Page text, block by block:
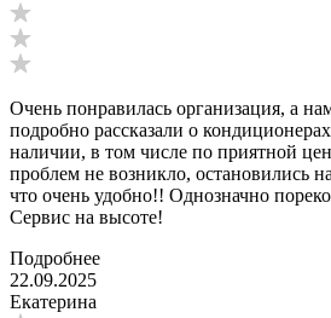
Очень понравилась организация, а
подробно рассказали о
наличии, в том числе по приятной
проблем не возникло, остановились
что очень удобно!! Однозначно
Сервис на высоте!
Подробнее
22.09.2025
Екатерина